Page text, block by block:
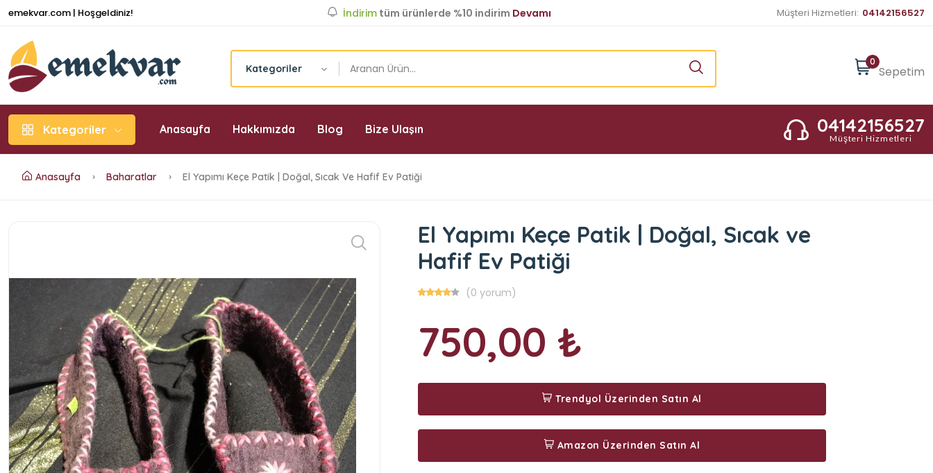
emekvar.com | Hoşgeldiniz! İndirim tüm ürünlerde %10 indirim Devamı Müşteri Hizmetleri: 04142156527
Kategoriler
0
Sepetim
Kategoriler Anasayfa Hakkımızda Blog Bize Ulaşın 04142156527
Müşteri Hizmetleri
Anasayfa Baharatlar El Yapımı Keçe Patik | Doğal, Sıcak Ve Hafif Ev Patiği
El Yapımı Keçe Patik | Doğal, Sıcak ve
Hafif Ev Patiği
(0 yorum)
750,00 ₺
Trendyol Üzerinden Satın Al
Amazon Üzerinden Satın Al